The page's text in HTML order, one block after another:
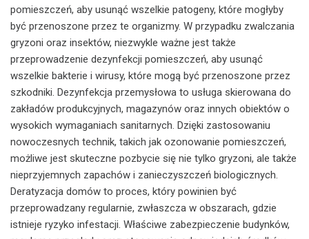
pomieszczeń, aby usunąć wszelkie patogeny, które mogłyby
być przenoszone przez te organizmy. W przypadku zwalczania
gryzoni oraz insektów, niezwykle ważne jest także
przeprowadzenie dezynfekcji pomieszczeń, aby usunąć
wszelkie bakterie i wirusy, które mogą być przenoszone przez
szkodniki. Dezynfekcja przemysłowa to usługa skierowana do
zakładów produkcyjnych, magazynów oraz innych obiektów o
wysokich wymaganiach sanitarnych. Dzięki zastosowaniu
nowoczesnych technik, takich jak ozonowanie pomieszczeń,
możliwe jest skuteczne pozbycie się nie tylko gryzoni, ale także
nieprzyjemnych zapachów i zanieczyszczeń biologicznych.
Deratyzacja domów to proces, który powinien być
przeprowadzany regularnie, zwłaszcza w obszarach, gdzie
istnieje ryzyko infestacji. Właściwe zabezpieczenie budynków,